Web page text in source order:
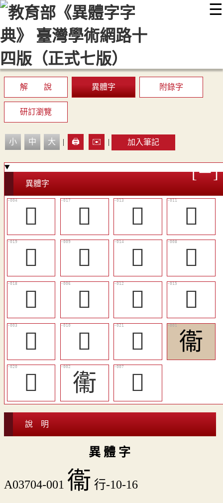
☰
::: 最新消息 常見問題 編輯說明
顯示模式
網站導覽
解 說 異體字 附錄字
研訂瀏覽
小 中 大 | 🖨️ ✉️ | 加入筆記
異體字
𠀄 󵔺 󵔷
󵔵
󵔼
󵔳 󵔸
󵔲
󵔻
󵔰 󵔶
󵔹
󵔯
󵔴 󵔾
衞
󵔽
䘙 󵔱
說 明
異 體 字
A03704-001 衞 行-10-16